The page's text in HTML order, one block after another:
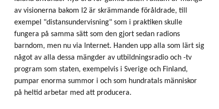
av visionerna bakom I2 är skrämmande föråldrade, till
exempel "distansundervisning" som i praktiken skulle
fungera på samma sätt som den gjort sedan radions
barndom, men nu via Internet. Handen upp alla som lärt sig
något av alla dessa mängder av utbildningsradio och -tv
program som staten, exempelvis i Sverige och Finland,
pumpar enorma summor i och som hundratals människor
på heltid arbetar med att producera.